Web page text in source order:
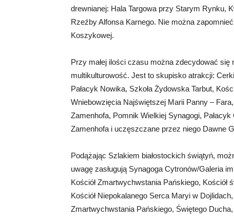
drewnianej: Hala Targowa przy Starym Rynku,
Rzeźby Alfonsa Karnego. Nie można
Koszykowej.
Przy małej ilości czasu można zdecydować
multikulturowość. Jest to skupisko atrakcji:
Pałacyk Nowika, Szkoła Żydowska Tarbut,
Wniebowzięcia Najświętszej Marii Panny –
Zamenhofa, Pomnik Wielkiej Synagogi,
Zamenhofa i uczęszczane przez niego Dawne
Podążając Szlakiem białostockich świątyń,
uwagę zasługują Synagoga Cytronów/Galeria
Kościół Zmartwychwstania Pańskiego,
Kościół Niepokalanego Serca Maryi w
Zmartwychwstania Pańskiego, Świętego